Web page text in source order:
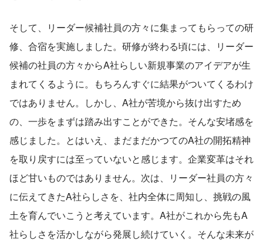
そして、リーダー候補社員の方々に集まってもらっての研
修、合宿を実施しました。研修が終わる頃には、リーダー
候補の社員の方々からA社らしい新規事業のアイデアが生
まれてくるように。もちろんすぐに結果がついてくるわけ
ではありません。しかし、A社が苦境から抜け出すため
の、一歩をまずは踏み出すことができた。そんな安堵感を
感じました。とはいえ、まだまだかつてのA社の開拓精神
を取り戻すには至っていないと感じます。企業変革はそれ
ほど甘いものではありません。次は、リーダー社員の方々
に伝えてきたA社らしさを、社内全体に周知し、挑戦の風
土を育んでいこうと考えています。A社がこれから先もA
社らしさを活かしながら発展し続けていく。そんな未来が